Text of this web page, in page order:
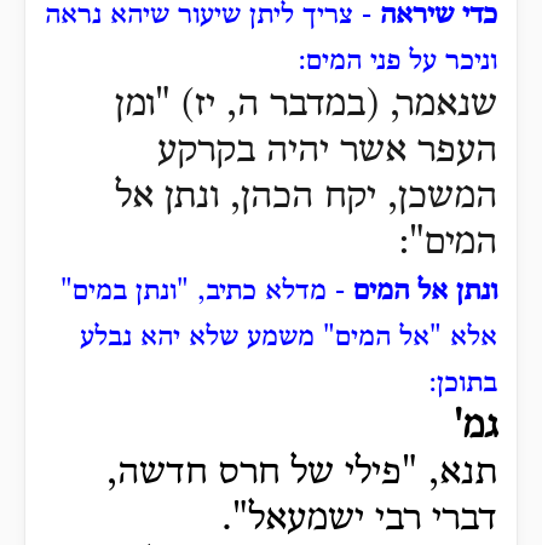
כדי שיראה - צריך ליתן שיעור שיהא נראה
וניכר על פני המים:
שנאמר, (במדבר ה, יז) "ומן
העפר אשר יהיה בקרקע
המשכן, יקח הכהן, ונתן אל
המים":
ונתן אל המים - מדלא כתיב, "ונתן במים"
אלא "אל המים" משמע שלא יהא נבלע
בתוכן:
גמ'
תנא, "פילי של חרס חדשה,
דברי רבי ישמעאל".